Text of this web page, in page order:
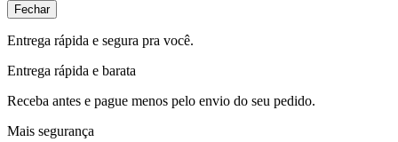
Fechar
Entrega rápida e segura pra você.
Entrega rápida e barata
Receba antes e pague menos pelo envio do seu pedido.
Mais segurança